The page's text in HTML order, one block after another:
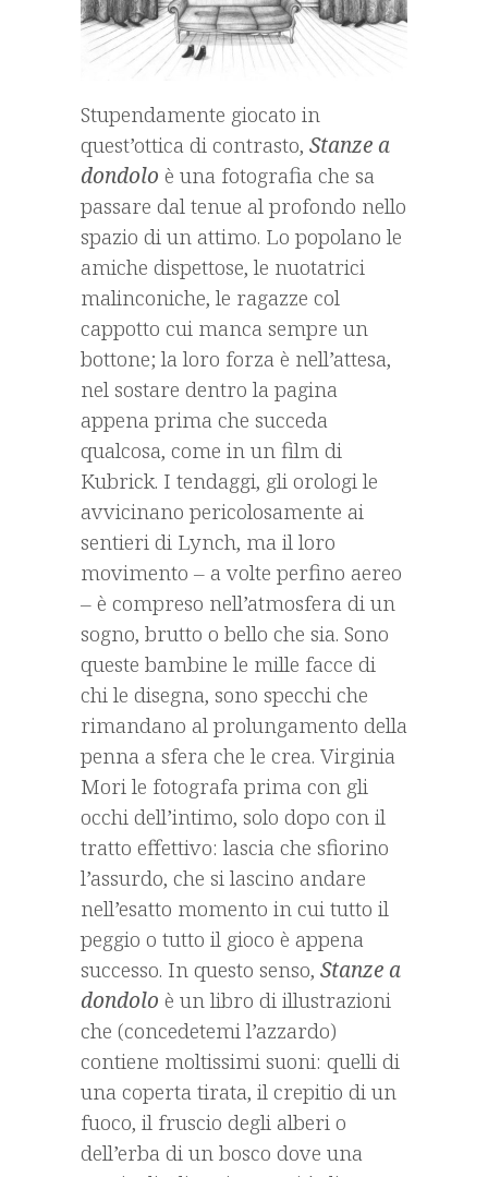
Stupendamente giocato in
quest’ottica di contrasto, Stanze a
dondolo è una fotografia che sa
passare dal tenue al profondo nello
spazio di un attimo. Lo popolano le
amiche dispettose, le nuotatrici
malinconiche, le ragazze col
cappotto cui manca sempre un
bottone; la loro forza è nell’attesa,
nel sostare dentro la pagina
appena prima che succeda
qualcosa, come in un film di
Kubrick. I tendaggi, gli orologi le
avvicinano pericolosamente ai
sentieri di Lynch, ma il loro
movimento – a volte perfino aereo
– è compreso nell’atmosfera di un
sogno, brutto o bello che sia. Sono
queste bambine le mille facce di
chi le disegna, sono specchi che
rimandano al prolungamento della
penna a sfera che le crea. Virginia
Mori le fotografa prima con gli
occhi dell’intimo, solo dopo con il
tratto effettivo: lascia che sfiorino
l’assurdo, che si lascino andare
nell’esatto momento in cui tutto il
peggio o tutto il gioco è appena
successo. In questo senso, Stanze a
dondolo è un libro di illustrazioni
che (concedetemi l’azzardo)
contiene moltissimi suoni: quelli di
una coperta tirata, il crepitio di un
fuoco, il fruscio degli alberi o
dell’erba di un bosco dove una